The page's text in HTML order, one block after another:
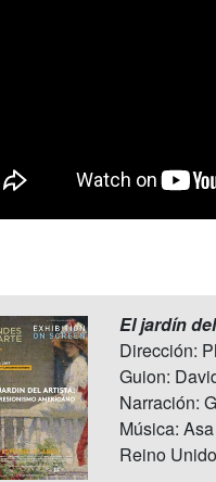
El jardín
Dirección:
Guion:
Narración:
Música:
Reino